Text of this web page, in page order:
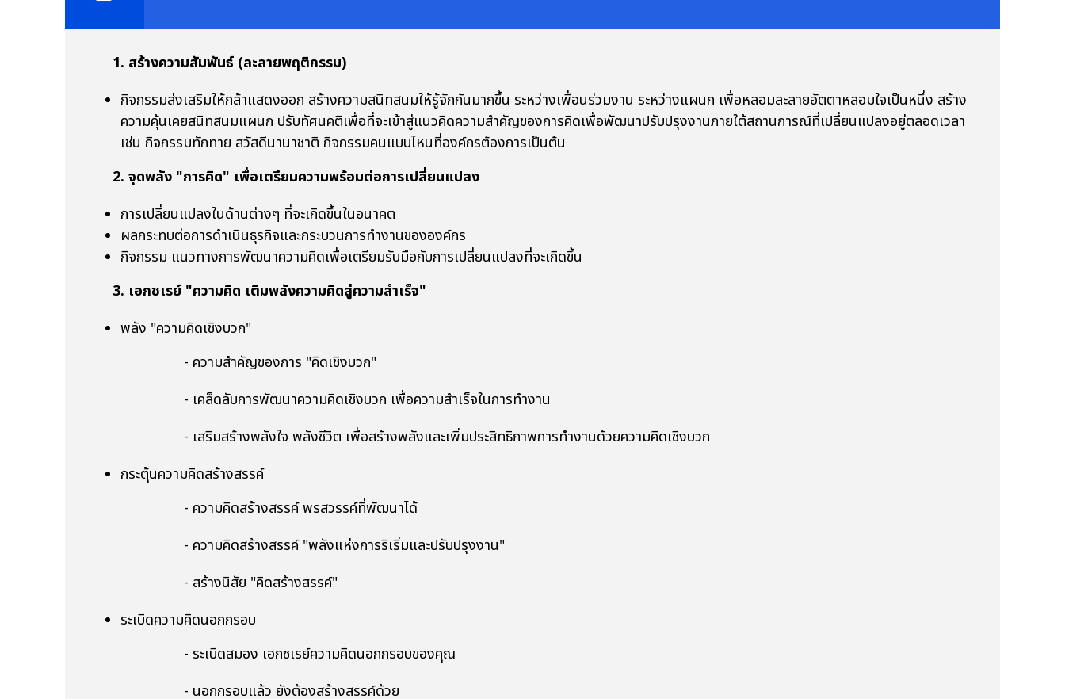
1. สร้างความสัมพันธ์ (ละลายพฤติกรรม)
กิจกรรมส่งเสริมให้กล้าแสดงออก สร้างความสนิทสนมให้รู้จักกันมากขึ้น ระหว่างเพื่อนร่วมงาน ระหว่างแผนก เพื่อหลอมละลายอัตตาหลอมใจเป็นหนึ่ง สร้าง
ความคุ้นเคยสนิทสนมแผนก ปรับทัศนคติเพื่อที่จะเข้าสู่แนวคิดความสำคัญของการคิดเพื่อพัฒนาปรับปรุงงานภายใต้สถานการณ์ที่เปลี่ยนแปลงอยู่ตลอดเวลา
เช่น กิจกรรมทักทาย สวัสดีนานาชาติ กิจกรรมคนแบบไหนที่องค์กรต้องการเป็นต้น
2. จุดพลัง "การคิด" เพื่อเตรียมความพร้อมต่อการเปลี่ยนแปลง
การเปลี่ยนแปลงในด้านต่างๆ ที่จะเกิดขึ้นในอนาคต
ผลกระทบต่อการดำเนินธุรกิจและกระบวนการทำงานขององค์กร
กิจกรรม แนวทางการพัฒนาความคิดเพื่อเตรียมรับมือกับการเปลี่ยนแปลงที่จะเกิดขึ้น
3. เอกซเรย์ "ความคิด เติมพลังความคิดสู่ความสำเร็จ"
พลัง "ความคิดเชิงบวก"
- ความสำคัญของการ "คิดเชิงบวก"
- เคล็ดลับการพัฒนาความคิดเชิงบวก เพื่อความสำเร็จในการทำงาน
- เสริมสร้างพลังใจ พลังชีวิต เพื่อสร้างพลังและเพิ่มประสิทธิภาพการทำงานด้วยความคิดเชิงบวก
กระตุ้นความคิดสร้างสรรค์
- ความคิดสร้างสรรค์ พรสวรรค์ที่พัฒนาได้
- ความคิดสร้างสรรค์ "พลังแห่งการริเริ่มและปรับปรุงงาน"
- สร้างนิสัย "คิดสร้างสรรค์"
ระเบิดความคิดนอกกรอบ
- ระเบิดสมอง เอกซเรย์ความคิดนอกกรอบของคุณ
- นอกกรอบแล้ว ยังต้องสร้างสรรค์ด้วย